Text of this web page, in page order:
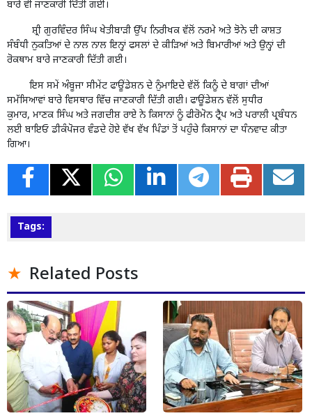
ਬਾਰੇ ਵੀ ਜਾਣਕਾਰੀ ਦਿੱਤੀ ਗਈ।
ਸ਼੍ਰੀ ਗੁਰਵਿੰਦਰ ਸਿੰਘ ਖੇਤੀਬਾੜੀ ਉੱਪ ਨਿਰੀਖਕ ਵੱਲੋਂ ਨਰਮੇ ਅਤੇ ਝੋਨੇ ਦੀ ਕਾਸ਼ਤ
ਸੰਬੰਧੀ ਨੁਕਤਿਆਂ ਦੇ ਨਾਲ ਨਾਲ ਇਨ੍ਹਾਂ ਫਸਲਾਂ ਦੇ ਕੀੜਿਆਂ ਅਤੇ ਬਿਮਾਰੀਆਂ ਅਤੇ ਉਨ੍ਹਾਂ ਦੀ
ਰੋਕਥਾਮ ਬਾਰੇ ਜਾਣਕਾਰੀ ਦਿੱਤੀ ਗਈ।
ਇਸ ਸਮੇਂ ਅੰਬੂਜਾ ਸੀਮੇਂਟ ਫਾਊਂਡੇਸ਼ਨ ਦੇ ਨੁੰਮਾਇਦੇ ਵੱਲੋਂ ਕਿਨੂੰ ਦੇ ਬਾਗਾਂ ਦੀਆਂ
ਸਮੱਸਿਆਵਾਂ ਬਾਰੇ ਵਿਸਥਾਰ ਵਿੱਚ ਜਾਣਕਾਰੀ ਦਿੱਤੀ ਗਈ। ਫਾਊਂਡੇਸ਼ਨ ਵੱਲੋਂ ਸੁਧੀਰ
ਕੁਮਾਰ, ਮਾਣਕ ਸਿੰਘ ਅਤੇ ਜਗਦੀਸ਼ ਰਾਏ ਨੇ ਕਿਸਾਨਾਂ ਨੂੰ ਫੀਰੋਮੋਨ ਟ੍ਰੈਪ ਅਤੇ ਪਰਾਲੀ ਪ੍ਰਬੰਧਨ
ਲਈ ਬਾਇਓ ਡੀਕੰਪੋਜਰ ਵੰਡਦੇ ਹੋਏ ਵੱਖ ਵੱਖ ਪਿੰਡਾਂ ਤੋਂ ਪਹੁੰਚੇ ਕਿਸਾਨਾਂ ਦਾ ਧੰਨਵਾਦ ਕੀਤਾ
ਗਿਆ।
Tags:
Related Posts